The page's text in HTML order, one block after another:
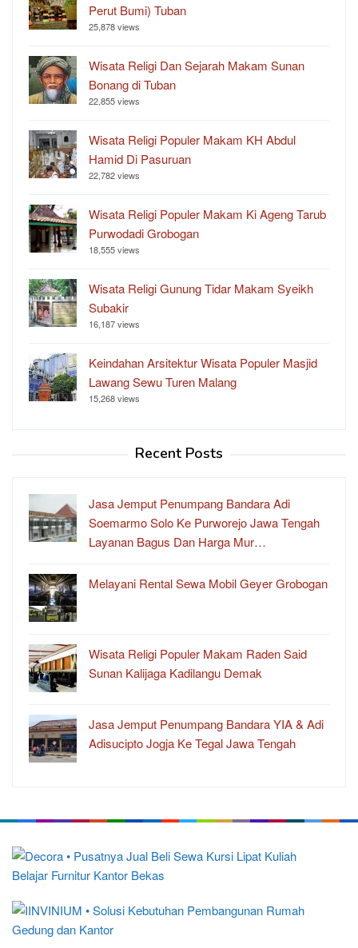
Perut Bumi) Tuban
25,878 views
Wisata Religi Dan Sejarah Makam Sunan
Bonang di Tuban
22,855 views
Wisata Religi Populer Makam KH Abdul
Hamid Di Pasuruan
22,782 views
Wisata Religi Populer Makam Ki Ageng Tarub
Purwodadi Grobogan
18,555 views
Wisata Religi Gunung Tidar Makam Syeikh
Subakir
16,187 views
Keindahan Arsitektur Wisata Populer Masjid
Lawang Sewu Turen Malang
15,268 views
Recent Posts
Jasa Jemput Penumpang Bandara Adi
Soemarmo Solo Ke Purworejo Jawa Tengah
Layanan Bagus Dan Harga Mur…
Melayani Rental Sewa Mobil Geyer Grobogan
Wisata Religi Populer Makam Raden Said
Sunan Kalijaga Kadilangu Demak
Jasa Jemput Penumpang Bandara YIA & Adi
Adisucipto Jogja Ke Tegal Jawa Tengah